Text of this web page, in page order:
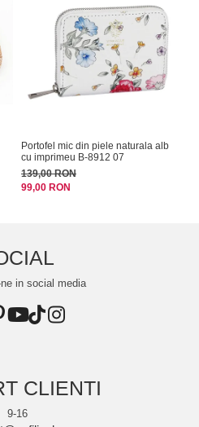
Portofel mic din piele naturala alb
cu imprimeu B-8912 07
139,00 RON
99,00 RON
in social media
CLIENTI
9-16